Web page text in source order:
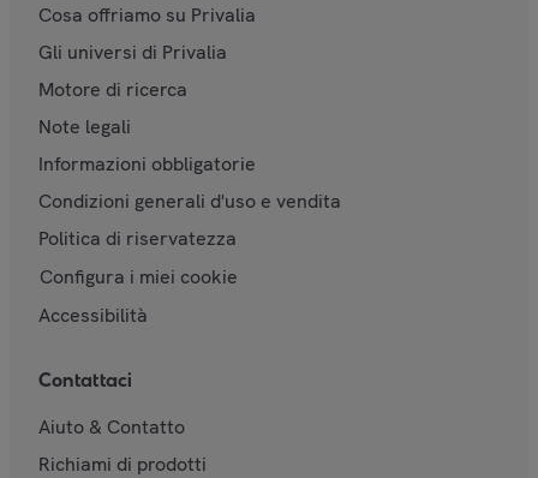
Cosa offriamo su Privalia
Gli universi di Privalia
Motore di ricerca
Note legali
Informazioni obbligatorie
Condizioni generali d'uso e vendita
Politica di riservatezza
Configura i miei cookie
Accessibilità
Contattaci
Aiuto & Contatto
Richiami di prodotti